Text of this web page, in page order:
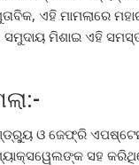
ଏହି ମାମଲାରେ
ସମୁଦାୟ ମିଶାଇ ଏହି
ଓ ଜେଫ୍ରି
ସହ